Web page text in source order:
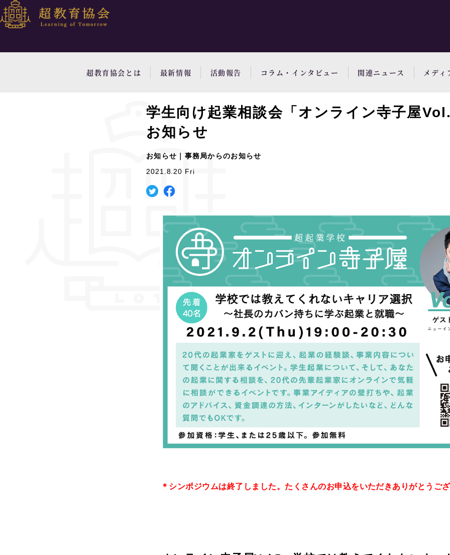
超教育協会とは 最新情報 活動報告 コラム・インタビュー 関連ニュース メディ
学生向け起業相談会「オンライン寺子屋
お知らせ
お知らせ｜事務局からのお知らせ
2021.8.20 Fri
＊シンポジウムは終了しました。たくさんのお申込をいただきありがとうご